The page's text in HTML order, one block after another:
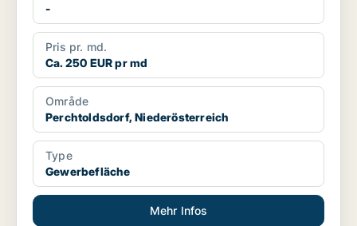
-
Pris pr. md.
Ca. 250 EUR pr md
Område
Perchtoldsdorf, Niederösterreich
Type
Gewerbefläche
Mehr Infos